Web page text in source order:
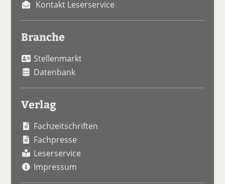
Kontakt Leserservice
Branche
Stellenmarkt
Datenbank
Verlag
Fachzeitschriften
Fachpresse
Leserservice
Impressum